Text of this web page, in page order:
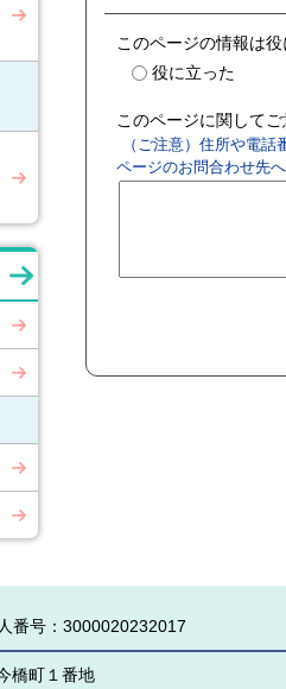
このページの情報は
役に立った
このページに関して
（ご注意）住所や電
ページのお問合わせ先
番号：3000020232017
橋町１番地